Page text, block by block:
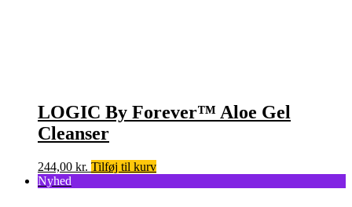
LOGIC By Forever™ Aloe Gel
Cleanser
244,00 kr. Tilføj til kurv
Nyhed